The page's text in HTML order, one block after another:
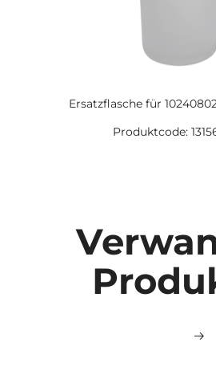
Ersatzflasche für
Produktcode: